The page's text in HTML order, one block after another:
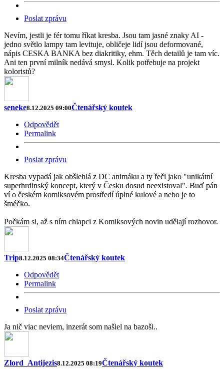
Poslat zprávu
Nevím, jestli je fér tomu říkat kresba. Jsou tam jasné znaky AI -
jedno světlo lampy tam levituje, obličeje lidí jsou deformované,
nápis CESKA BANKA bez diakritiky, ehm. Těch detailů je tam víc.
Ani ten první milník nedává smysl. Kolik potřebuje na projekt
koloristů?
seneke8.12.2025 09:00Čtenářský koutek
Odpovědět
Permalink
Poslat zprávu
Kresba vypadá jak obšlehlá z DC animáku a ty řeči jako "unikátní
superhrdinský koncept, který v Česku dosud neexistoval". Buď pán
ví o českém komiksovém prostředí úplné kulové a nebo je to
šméčko.
Počkám si, až s ním chlapci z Komiksových novin udělají rozhovor.
Trip8.12.2025 08:34Čtenářský koutek
Odpovědět
Permalink
Poslat zprávu
Ja nič viac neviem, inzerát som našiel na bazoši..
Zlord_Antijezis8.12.2025 08:19Čtenářský koutek